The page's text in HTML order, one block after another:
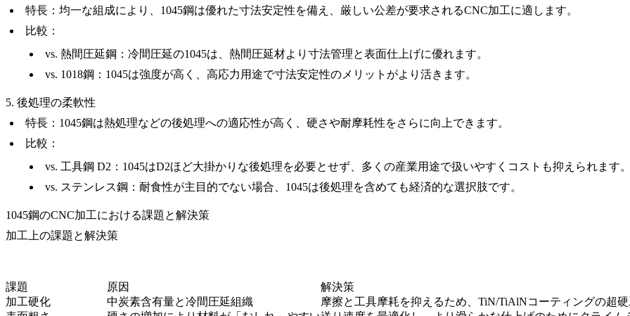
特長 ：均一な組成により、1045鋼は優れた寸法安定性を備え、厳しい公差が要求されるCNC加工に適します。
比較 ：
vs. 熱間圧延鋼 ：冷間圧延の1045は、熱間圧延材より寸法管理と表面仕上げに優れます。
vs. 1018鋼 ：1045は強度が高く、高応力用途で寸法安定性のメリットがより活きます。
5. 後処理の柔軟性
特長 ：1045鋼は熱処理などの後処理への適応性が高く、硬さや耐摩耗性をさらに向上できます。
比較 ：
vs. 工具鋼 D2 ：1045はD2ほど大掛かりな後処理を必要とせず、多くの産業用途で扱いやすくコストも抑えられます。
vs. ステンレス鋼 ：耐食性が主目的でない場合、1045は後処理を含めても経済的な選択肢です。
1045鋼のCNC加工における課題と解決策
加工上の課題と解決策
課題 原因
解決策
加工硬化
中炭素含有量と冷間圧延組織
摩擦と工具摩耗を抑えるため、TiN/TiAlNコーティングの超硬